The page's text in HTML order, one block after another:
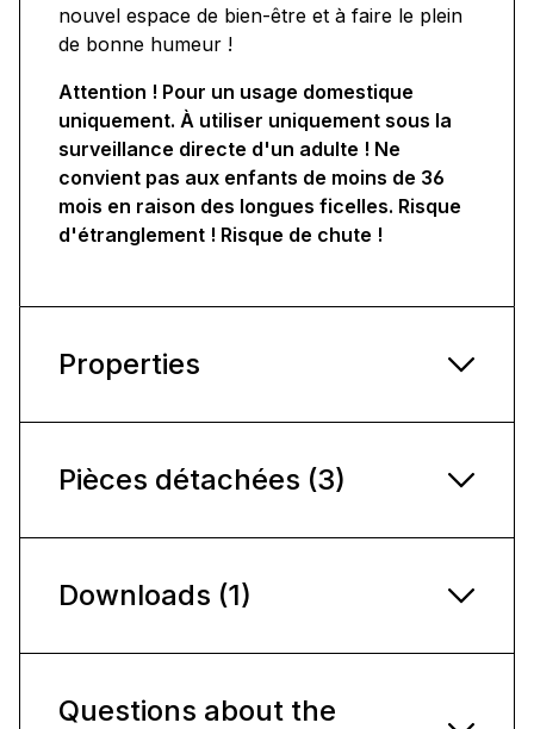
nouvel espace de bien-être et à faire le plein
de bonne humeur !
Attention ! Pour un usage domestique
uniquement. À utiliser uniquement sous la
surveillance directe d'un adulte ! Ne
convient pas aux enfants de moins de 36
mois en raison des longues ficelles. Risque
d'étranglement ! Risque de chute !
Properties
Pièces détachées (3)
Downloads (1)
Questions about the